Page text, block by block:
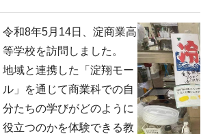
令和8年5月14日、淀商業高
等学校を訪問しました。
地域と連携した「淀翔モー
ル」を通じて商業科での自
分たちの学びがどのように
役立つのかを体験できる教